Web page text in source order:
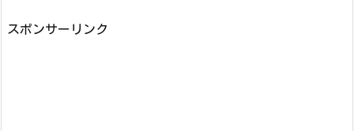
スポンサーリンク